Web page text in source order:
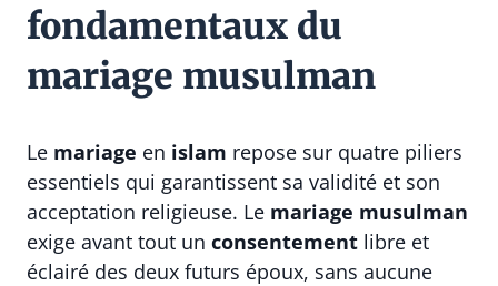
fondamentaux du
mariage musulman
Le mariage en islam repose sur quatre piliers
essentiels qui garantissent sa validité et son
acceptation religieuse. Le mariage musulman
exige avant tout un consentement libre et
éclairé des deux futurs époux, sans aucune